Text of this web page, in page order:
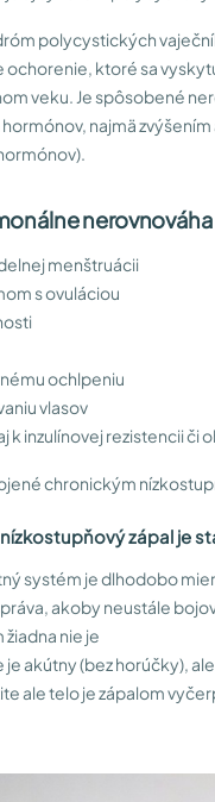
polycystických
ochorenie, ktoré sa
veku. Je spôsobené
najmä
menštruácii
s ovuláciou
ochlpeniu
vlasov
k inzulínovej rezistencii či
chronickým
zápal je
systém je dlhodobo
akoby neustále
žiadna nie je
je akútny (bez horúčky),
ale telo je zápalom